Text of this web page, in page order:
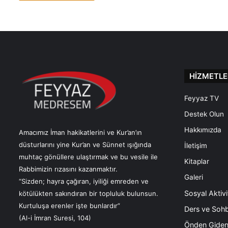
Amacımız İman hakikatlerini ve Kur’an’ın
düsturlarını yine Kur’an ve Sünnet ışığında
muhtaç gönüllere ulaştırmak ve bu vesile ile
Rabbimizin rızasını kazanmaktır.
“Sizden; hayra çağıran, iyiliği emreden ve
kötülükten sakındıran bir topluluk bulunsun.
Kurtuluşa erenler işte bunlardır”
(Al-i İmran Suresi, 104)
Feyyaz TV
Destek Olun
Hakkımızda
İletişim
Kitaplar
Galeri
Sosyal
Ders ve
Önden